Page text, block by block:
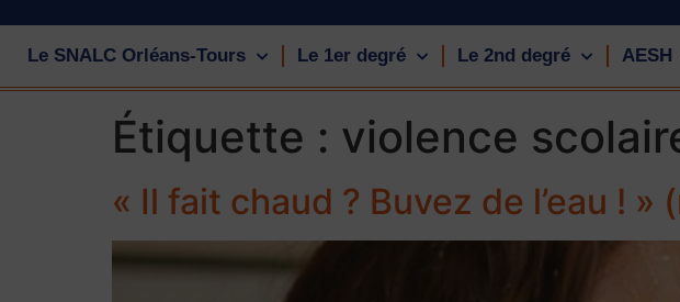
Le SNALC Orléans-Tours Le 1er degré Le 2nd degré AESH
Étiquette : violence
« Il fait chaud ? Buvez de l’eau ! »